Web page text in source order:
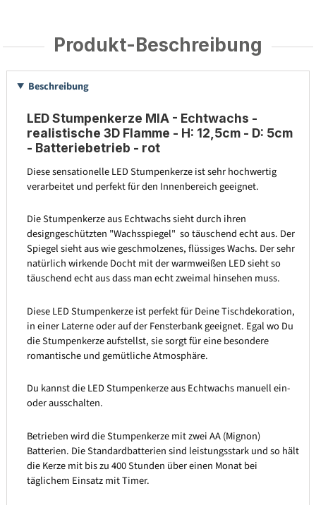
Produkt-Beschreibung
Beschreibung
LED Stumpenkerze MIA - Echtwachs -
realistische 3D Flamme - H: 12,5cm - D: 5cm
- Batteriebetrieb - rot
Diese sensationelle LED Stumpenkerze ist sehr hochwertig
verarbeitet und perfekt für den Innenbereich geeignet.
Die Stumpenkerze aus Echtwachs sieht durch ihren
designgeschützten "Wachsspiegel" so täuschend echt aus. Der
Spiegel sieht aus wie geschmolzenes, flüssiges Wachs. Der sehr
natürlich wirkende Docht mit der warmweißen LED sieht so
täuschend echt aus dass man echt zweimal hinsehen muss.
Diese LED Stumpenkerze ist perfekt für Deine Tischdekoration,
in einer Laterne oder auf der Fensterbank geeignet. Egal wo Du
die Stumpenkerze aufstellst, sie sorgt für eine besondere
romantische und gemütliche Atmosphäre.
Du kannst die LED Stumpenkerze aus Echtwachs manuell ein-
oder ausschalten.
Betrieben wird die Stumpenkerze mit zwei AA (Mignon)
Batterien. Die Standardbatterien sind leistungsstark und so hält
die Kerze mit bis zu 400 Stunden über einen Monat bei
täglichem Einsatz mit Timer.